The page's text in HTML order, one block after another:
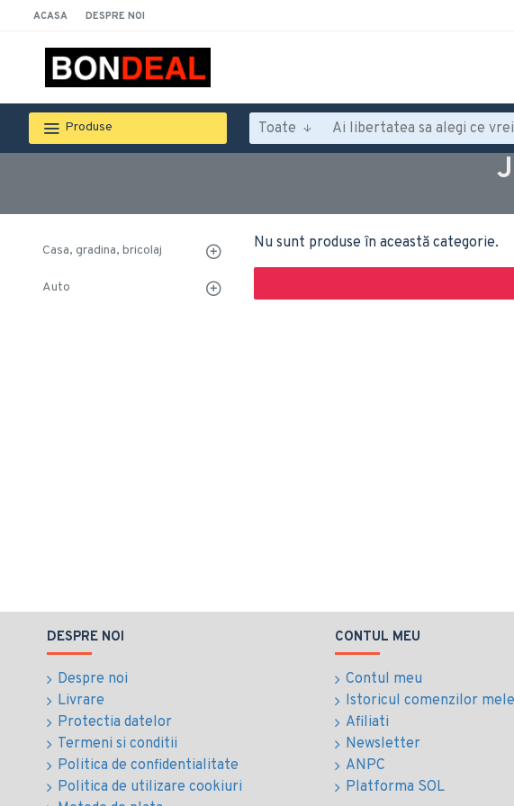
ACASA DESPRE NOI
Produse Toate
Casa, gradina, bricolaj
Auto
Nu sunt produse în această categorie.
DESPRE NOI
Despre noi
Livrare
Protectia datelor
Termeni si conditii
Politica de confidentialitate
Politica de utilizare cookiuri
CONTUL MEU
Contul meu
Istoricul comenzilor mele
Afiliati
Newsletter
ANPC
Platforma SOL